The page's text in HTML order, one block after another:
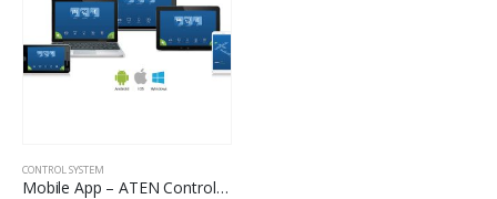
CONTROL SYSTEM
Mobile App – ATEN Control System – Mobile App